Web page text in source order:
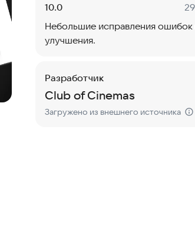
Версия:
10.0
Небольшие исправления ошибок
улучшения.
Разработчик
Club of Cinemas
Загружено из внешнего источника